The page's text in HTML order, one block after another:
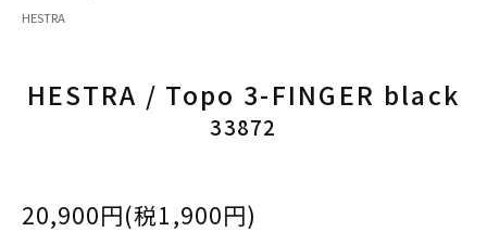
HESTRA
HESTRA / Topo 3-FINGER black
33872
20,900円(税1,900円)